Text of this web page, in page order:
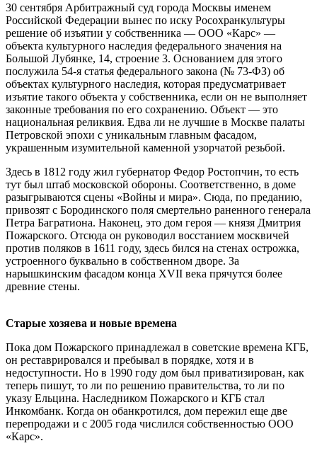
30 сентября Арбитражный суд города Москвы именем
Российской Федерации вынес по иску Росохранкультуры
решение об изъятии у собственника — ООО «Карс» —
объекта культурного наследия федерального значения на
Большой Лубянке, 14, строение 3. Основанием для этого
послужила 54-я статья федерального закона (№ 73-ФЗ) об
объектах культурного наследия, которая предусматривает
изъятие такого объекта у собственника, если он не выполняет
законные требования по его сохранению. Объект — это
национальная реликвия. Едва ли не лучшие в Москве палаты
Петровской эпохи с уникальным главным фасадом,
украшенным изумительной каменной узорчатой резьбой.
Здесь в 1812 году жил губернатор Федор Ростопчин, то есть
тут был штаб московской обороны. Соответственно, в доме
разыгрываются сцены «Войны и мира». Сюда, по преданию,
привозят с Бородинского поля смертельно раненного генерала
Петра Багратиона. Наконец, это дом героя — князя Дмитрия
Пожарского. Отсюда он руководил восстанием москвичей
против поляков в 1611 году, здесь бился на стенах острожка,
устроенного буквально в собственном дворе. За
нарышкинским фасадом конца XVII века прячутся более
древние стены.
Старые хозяева и новые времена
Пока дом Пожарского принадлежал в советские времена КГБ,
он реставрировался и пребывал в порядке, хотя и в
недоступности. Но в 1990 году дом был приватизирован, как
теперь пишут, то ли по решению правительства, то ли по
указу Ельцина. Наследником Пожарского и КГБ стал
Инкомбанк. Когда он обанкротился, дом пережил еще две
перепродажи и с 2005 года числился собственностью ООО
«Карс».